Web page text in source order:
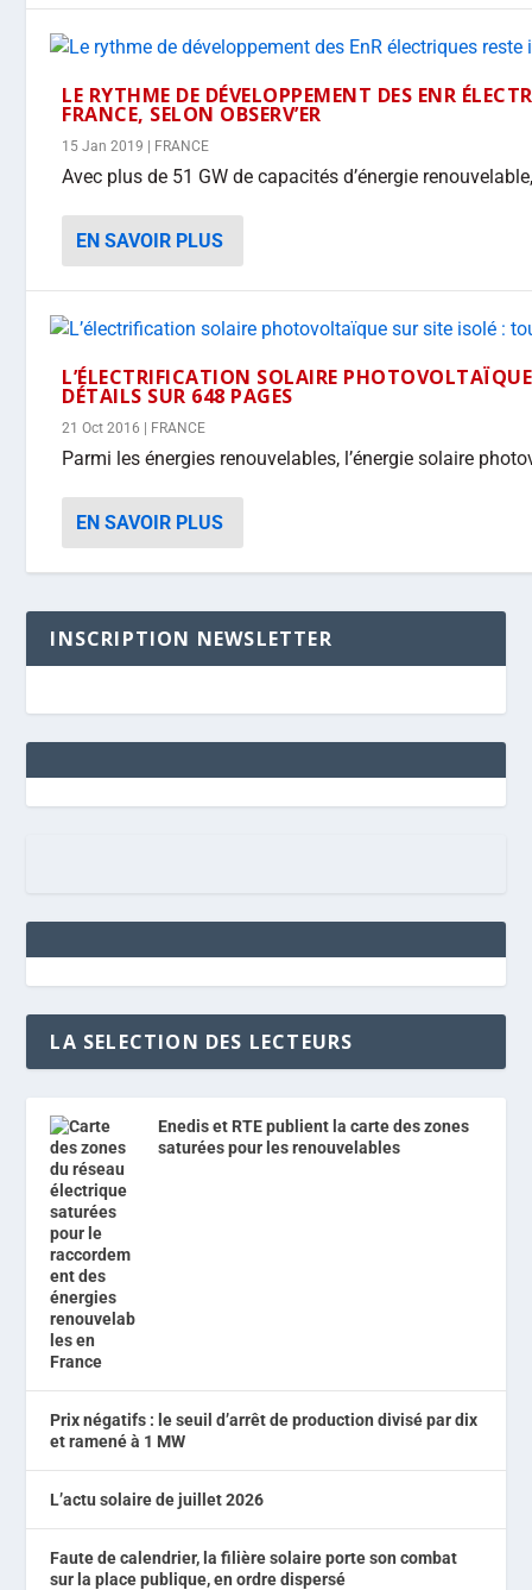
LE RYTHME DE DÉVELOPPEMENT DES ENR
FRANCE, SELON OBSERV’ER
15 Jan 2019 FRANCE
Avec plus de 51 GW de capacités d’énergie
EN SAVOIR PLUS
L’ÉLECTRIFICATION SOLAIRE
DÉTAILS SUR 648 PAGES
21 Oct 2016 FRANCE
Parmi les énergies renouvelables, l’énergie solaire
EN SAVOIR PLUS
INSCRIPTION NEWSLETTER
LA SELECTION DES LECTEURS
Enedis et RTE publient la carte des zones
saturées pour les renouvelables
Prix négatifs : le seuil d’arrêt de production divisé par dix
et ramené à 1 MW
L’actu solaire de juillet 2026
Faute de calendrier, la filière solaire porte son combat
sur la place publique, en ordre dispersé